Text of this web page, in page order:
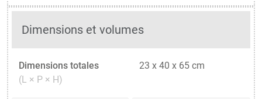
Dimensions et volumes
Dimensions totales
(L × P × H)
23 x 40 x 65 cm